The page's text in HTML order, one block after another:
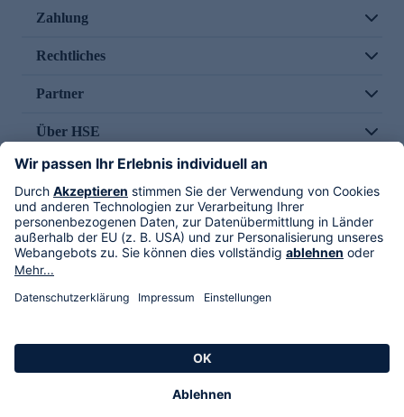
Zahlung
Rechtliches
Partner
Über HSE
Im TV
HSE International